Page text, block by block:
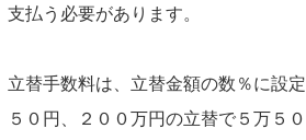
支払う必要があります。
立替手数料は、立替金額の数％に設
５０円、２００万円の立替で５万５